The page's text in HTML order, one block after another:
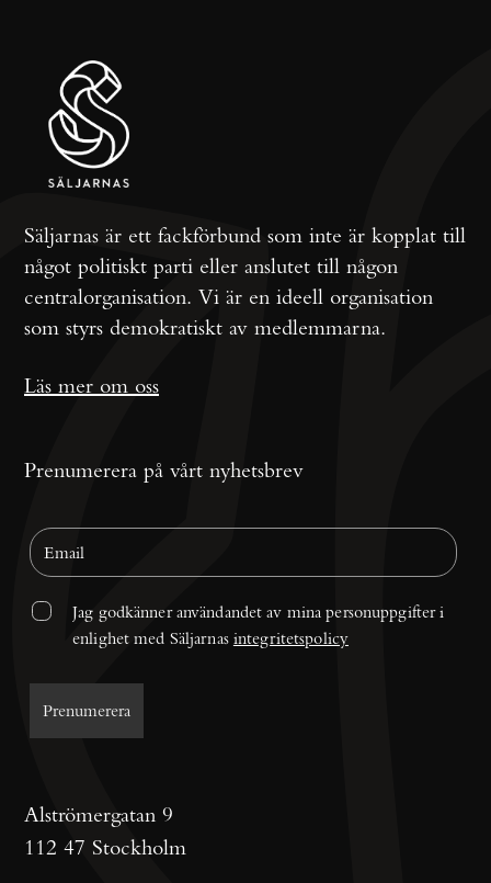
Säljarnas är ett fackförbund som inte är kopplat till
något politiskt parti eller anslutet till någon
centralorganisation. Vi är en ideell organisation
som styrs demokratiskt av medlemmarna.
Läs mer om oss
Prenumerera på vårt nyhetsbrev
Jag godkänner användandet av mina personuppgifter i
enlighet med Säljarnas integritetspolicy
Alströmergatan 9
112 47 Stockholm